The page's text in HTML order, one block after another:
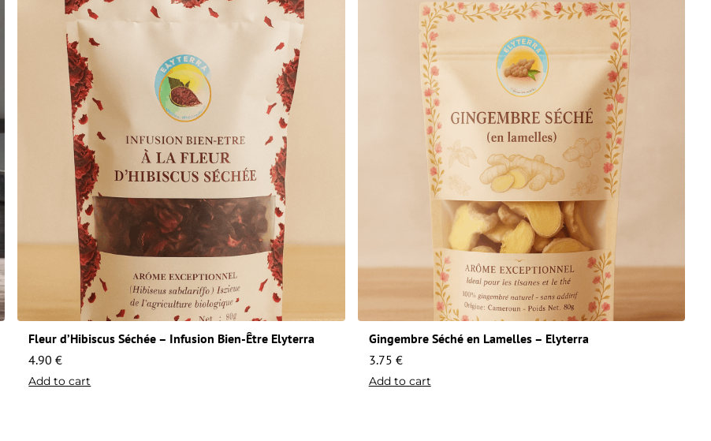
Fleur d’Hibiscus Séchée – Infusion Bien-Être Elyterra
4.90€
Add to cart
Gingembre Séché en Lamelles – Elyterra
3.75 €
Add to cart